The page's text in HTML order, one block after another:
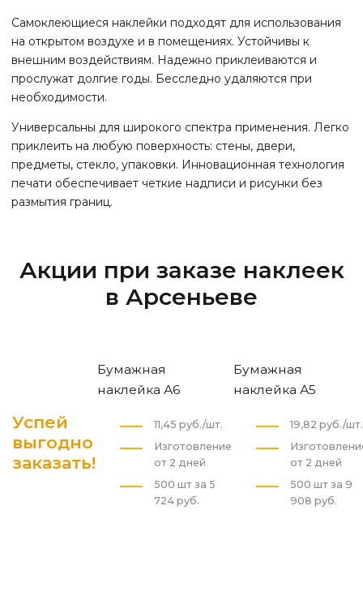
Самоклеющиеся наклейки подходят для использования
на открытом воздухе и в помещениях. Устойчивы к
внешним воздействиям. Надежно приклеиваются и
прослужат долгие годы. Бесследно удаляются при
необходимости.
Универсальны для широкого спектра применения. Легко
приклеить на любую поверхность: стены, двери,
предметы, стекло, упаковки. Инновационная технология
печати обеспечивает четкие надписи и рисунки без
размытия границ.
Акции при заказе наклеек
в Арсеньеве
Успей
выгодно
заказать!
Бумажная
наклейка А6
11,45 руб./шт.
Изготовление
от 2 дней
500 шт за 5
724 руб.
Бумажная
наклейка А5
19,82 руб./шт.
от 2 дней
500 шт за 9
908 руб.